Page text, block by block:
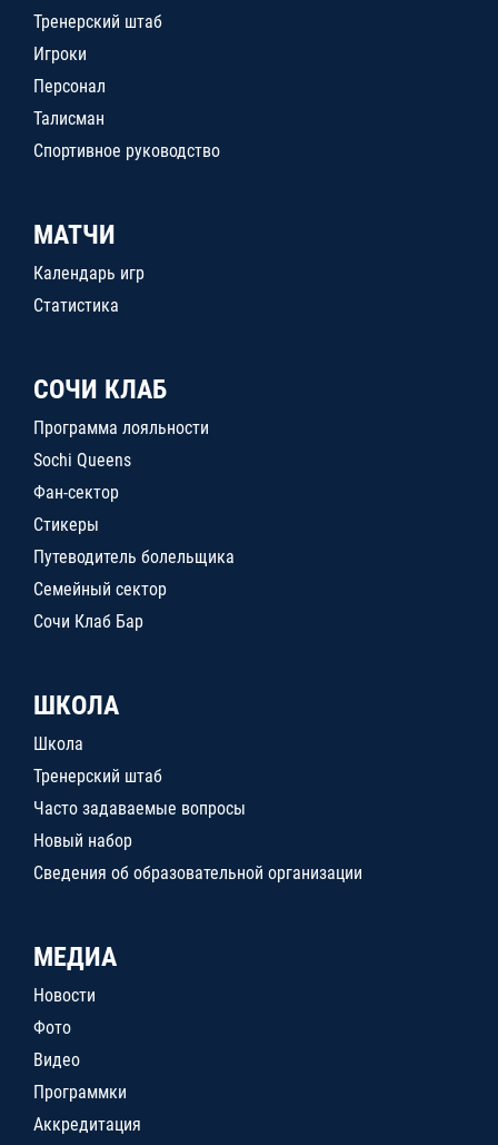
Тренерский штаб
Игроки
Персонал
Талисман
Спортивное руководство
МАТЧИ
Календарь игр
Статистика
СОЧИ КЛАБ
Программа лояльности
Sochi Queens
Фан-сектор
Стикеры
Путеводитель болельщика
Семейный сектор
Сочи Клаб Бар
ШКОЛА
Школа
Тренерский штаб
Часто задаваемые вопросы
Новый набор
Сведения об образовательной организации
МЕДИА
Новости
Фото
Видео
Программки
Аккредитация